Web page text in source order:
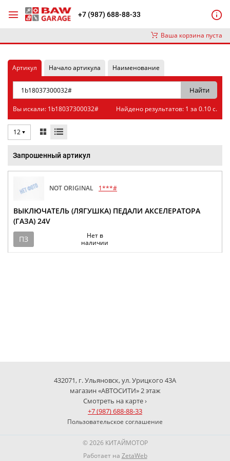
+7 (987) 688-88-33
Ваша корзина пуста
Артикул Начало артикула Наименование
Вы искали: 1b18037300032# Найдено результатов: 1 за 0.10 с.
12
Запрошенный артикул
NOT ORIGINAL 1***#
ВЫКЛЮЧАТЕЛЬ (ЛЯГУШКА) ПЕДАЛИ АКСЕЛЕРАТОРА
(ГАЗА) 24V
ПЗ
Нет в
наличии
432071, г. Ульяновск, ул. Урицкого 43А
магазин «АВТОСИТИ» 2 этаж
Смотреть на карте ›
+7 (987) 688-88-33
Пользовательское соглашение
© 2026 КИТАЙМОТОР
Работает на ZetaWeb